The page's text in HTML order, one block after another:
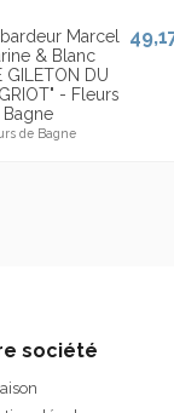
Marcel
& Blanc
GILETON DU
- Fleurs
Bagne
de Bagne
société